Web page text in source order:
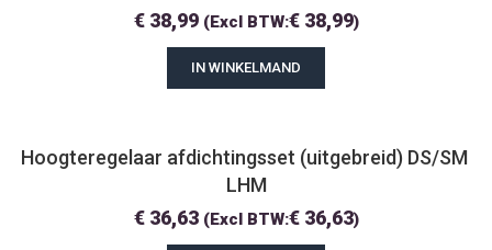
€38,99 (Excl BTW:€38,99)
IN WINKELMAND
Hoogteregelaar afdichtingsset (uitgebreid) DS/SM
LHM
€36,63 (Excl BTW:€36,63)